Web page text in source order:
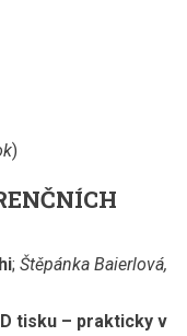
)
; Štěpánka Baierlová,
tisku – prakticky v